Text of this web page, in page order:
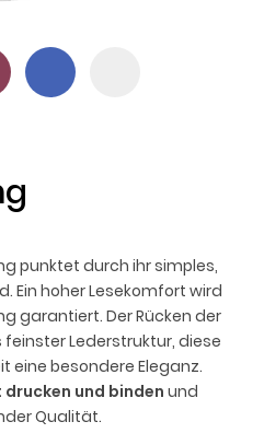
punktet durch ihr simples,
Ein hoher Lesekomfort wird
garantiert. Der Rücken der
Lederstruktur, diese
eine besondere Eleganz.
und bindenund
Qualität.